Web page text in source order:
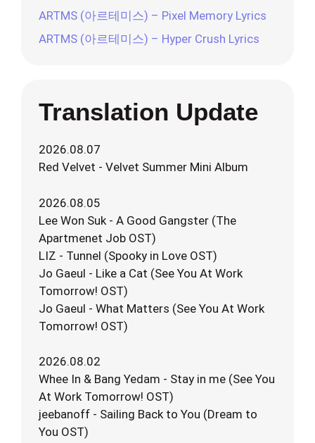
ARTMS (아르테미스) – Pixel Memory Lyrics
ARTMS (아르테미스) – Hyper Crush Lyrics
Translation Update
2026.08.07
Red Velvet - Velvet Summer Mini Album
2026.08.05
Lee Won Suk - A Good Gangster (The
Apartmenet Job OST)
LIZ - Tunnel (Spooky in Love OST)
Jo Gaeul - Like a Cat (See You At Work
Tomorrow! OST)
Jo Gaeul - What Matters (See You At Work
Tomorrow! OST)
2026.08.02
Whee In & Bang Yedam - Stay in me (See You
At Work Tomorrow! OST)
jeebanoff - Sailing Back to You (Dream to
You OST)